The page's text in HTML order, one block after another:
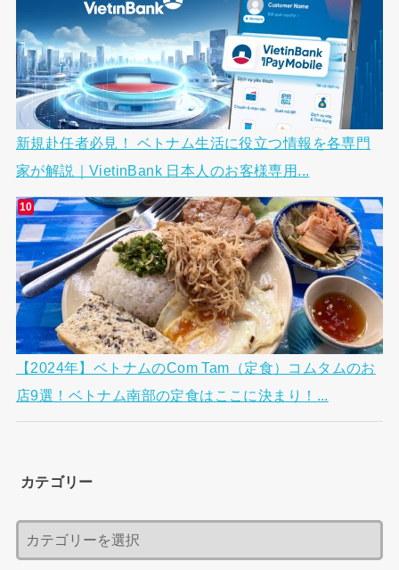
新規赴任者必見！ ベトナム生活に役立つ情報を各専門
家が解説｜VietinBank 日本人のお客様専用...
【2024年】ベトナムのCom Tam（定食）コムタムのお
店9選！ベトナム南部の定食はここに決まり！...
カテゴリー